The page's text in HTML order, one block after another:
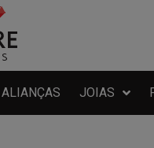
ALIANÇAS JOIAS